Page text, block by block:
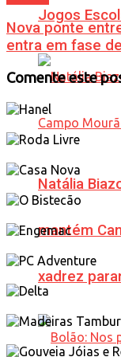
Jogos
Natália
mantém
xadrez
Nova ponte
entra em fase
Comente este